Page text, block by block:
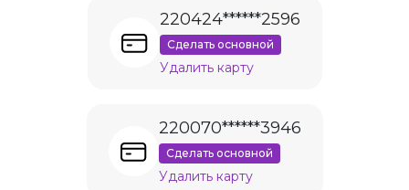
220424******2596
Сделать основной
Удалить карту
220070******3946
Сделать основной
Удалить карту